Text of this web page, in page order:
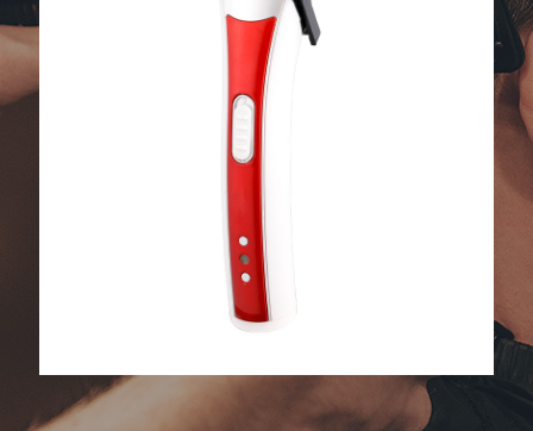
Cortapelos eléctricos domésticos
multifuncionales profesionales para
adultos